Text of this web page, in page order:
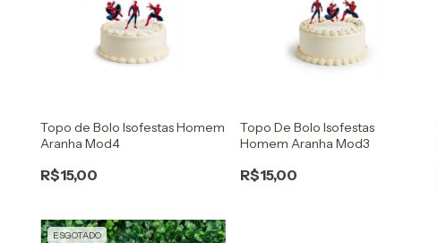
Topo de Bolo Isofestas Homem
Aranha Mod4
R$15,00
Topo De Bolo Isofestas
Homem Aranha Mod3
R$15,00
ESGOTADO